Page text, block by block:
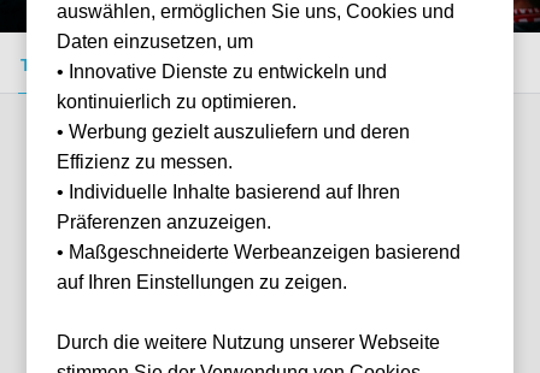
Tickets kaufen Event-Info FAQ
Verfügbare Kategorien (4)
auswählen, ermöglichen Sie uns, Cookies und
Daten einzusetzen, um
• Innovative Dienste zu entwickeln und
kontinuierlich zu optimieren.
• Werbung gezielt auszuliefern und deren
Effizienz zu messen.
• Individuelle Inhalte basierend auf Ihren
Präferenzen anzuzeigen.
• Maßgeschneiderte Werbeanzeigen basierend
auf Ihren Einstellungen zu zeigen.
Durch die weitere Nutzung unserer Webseite